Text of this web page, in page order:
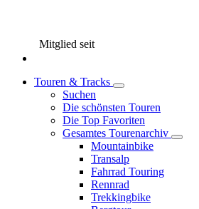
Mitglied seit
Touren & Tracks
Suchen
Die schönsten Touren
Die Top Favoriten
Gesamtes Tourenarchiv
Mountainbike
Transalp
Fahrrad Touring
Rennrad
Trekkingbike